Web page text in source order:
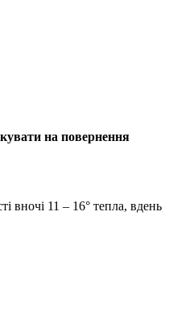
на повернення
вночі 11 – 16° тепла, вдень